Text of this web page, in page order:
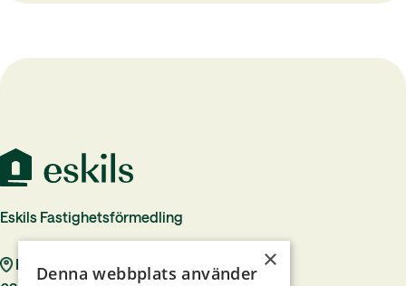
Eskils Fastighetsförmedling
Rådhustorget 7
×
Denna webbplats använder